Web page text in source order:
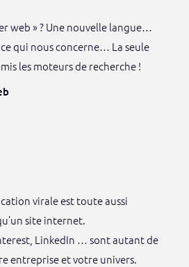
web » ? Une nouvelle langue…
qui nous concerne… La seule
les moteurs de recherche !
virale est toute aussi
site internet.
LinkedIn … sont autant de
entreprise et votre univers.